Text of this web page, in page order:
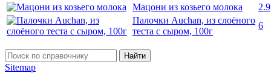
Мацони из козьего молока
2.9
Палочки Auchan, из слоёного
теста с сыром, 100г
6
Найти
Sitemap